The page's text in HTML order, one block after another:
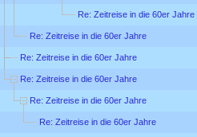
Re: Zeitreise in die 60er Jahre
Re: Zeitreise in die 60er Jahre
Re: Zeitreise in die 60er Jahre
Re: Zeitreise in die 60er Jahre
Re: Zeitreise in die 60er Jahre
Re: Zeitreise in die 60er Jahre